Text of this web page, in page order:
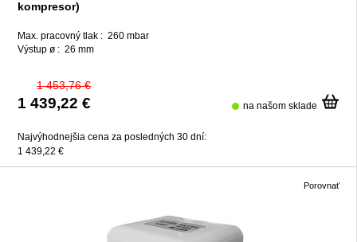
kompresor)
Max. pracovný tlak : 260 mbar
Výstup ø : 26 mm
1 453,76 €
1 439,22 € na našom sklade
Najvýhodnejšia cena za posledných 30 dní:
1 439,22 €
Porovnať